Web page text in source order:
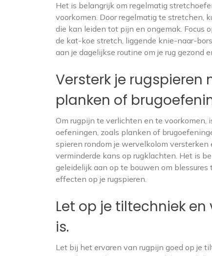
Het is belangrijk om regelmatig
voorkomen. Door regelmatig te stretchen,
die kan leiden tot pijn en ongemak. Focus
de kat-koe stretch, liggende knie-naar-
aan je dagelijkse routine om je rug gezond
Versterk je rugspieren
planken of
Om rugpijn te verlichten en te voorkomen,
oefeningen, zoals planken of
spieren rondom je wervelkolom
verminderde kans op rugklachten. Het is
geleidelijk aan op te bouwen om
effecten op je rugspieren.
Let op je tiltechniek
is.
Let bij het ervaren van rugpijn goed op je